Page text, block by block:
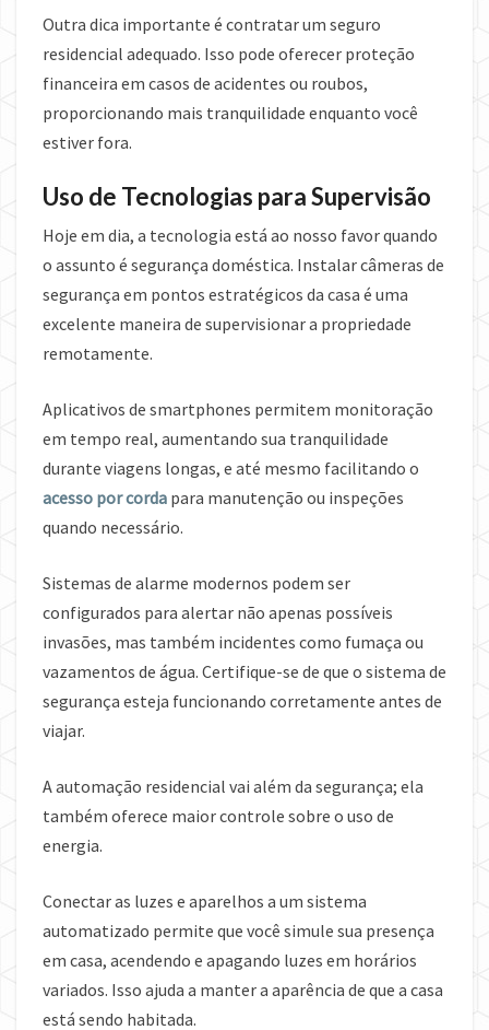
Outra dica importante é contratar um seguro
residencial adequado. Isso pode oferecer proteção
financeira em casos de acidentes ou roubos,
proporcionando mais tranquilidade enquanto você
estiver fora.
Uso de Tecnologias para Supervisão
Hoje em dia, a tecnologia está ao nosso favor quando
o assunto é segurança doméstica. Instalar câmeras de
segurança em pontos estratégicos da casa é uma
excelente maneira de supervisionar a propriedade
remotamente.
Aplicativos de smartphones permitem monitoração
em tempo real, aumentando sua tranquilidade
durante viagens longas, e até mesmo facilitando o
acesso por corda para manutenção ou inspeções
quando necessário.
Sistemas de alarme modernos podem ser
configurados para alertar não apenas possíveis
invasões, mas também incidentes como fumaça ou
vazamentos de água. Certifique-se de que o sistema de
segurança esteja funcionando corretamente antes de
viajar.
A automação residencial vai além da segurança; ela
também oferece maior controle sobre o uso de
energia.
Conectar as luzes e aparelhos a um sistema
automatizado permite que você simule sua presença
em casa, acendendo e apagando luzes em horários
variados. Isso ajuda a manter a aparência de que a casa
está sendo habitada.